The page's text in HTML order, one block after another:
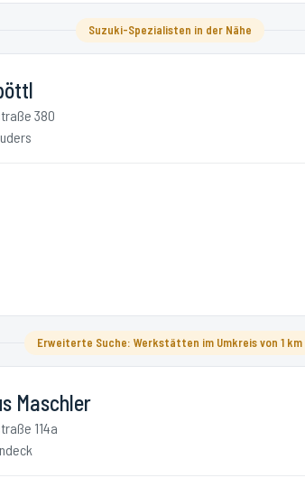
Suzuki-Spezialisten in der Nähe
380
Erweiterte Suche: Werkstätten im Umkreis von 1 km
Maschler
114a